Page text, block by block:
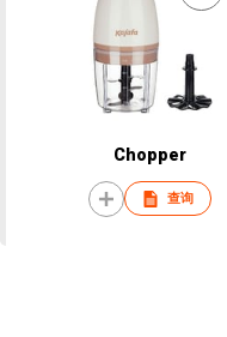
Chopper
查询